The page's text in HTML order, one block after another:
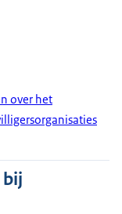
over het